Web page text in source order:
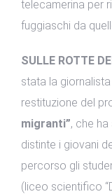
telecamerina per
fuggiaschi da
SULLE ROTTE
stata la giornalista
restituzione del
migranti”, che
distinte i giovani
percorso gli
(liceo scientifico